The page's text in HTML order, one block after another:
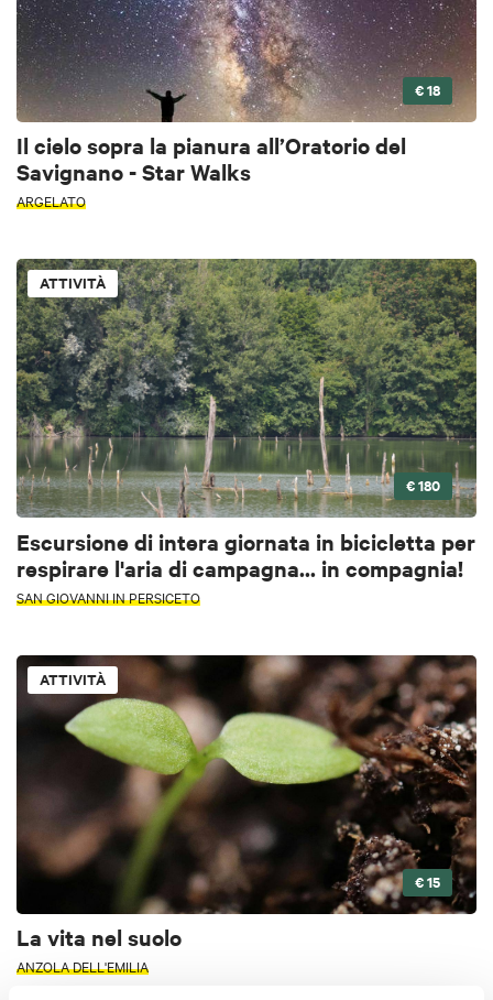
€ 18
Il cielo sopra la pianura all’Oratorio del
Savignano - Star Walks
ARGELATO
ATTIVITÀ
€ 180
Escursione di intera giornata in bicicletta per
respirare l'aria di campagna... in compagnia!
SAN GIOVANNI IN PERSICETO
ATTIVITÀ
€ 15
La vita nel suolo
ANZOLA DELL'EMILIA